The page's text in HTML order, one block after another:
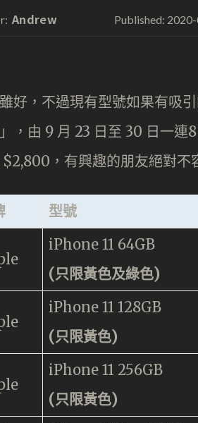
Andrew Published:
好，不過現有型號如果有吸
，由 9 月 23 日至 30 日一連
，有興趣的朋友絕對不
型號
iPhone 11 64GB
(只限黃色及綠色)
iPhone 11 128GB
(只限黃色)
iPhone 11 256GB
(只限黃色)